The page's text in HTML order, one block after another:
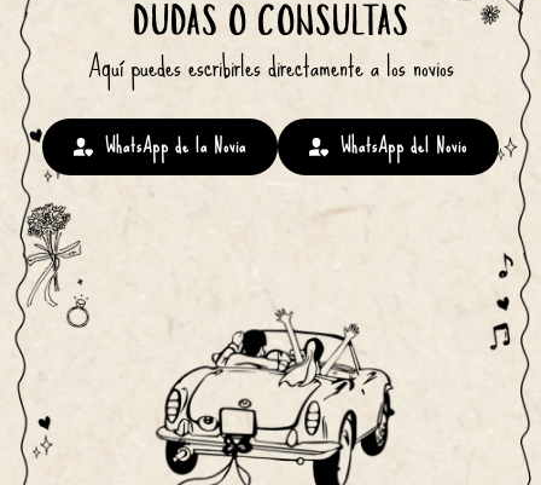
DUDAS O CONSULTAS
Aquí puedes escribirles directamente a los novios
WhatsApp de la Novia WhatsApp del Novio